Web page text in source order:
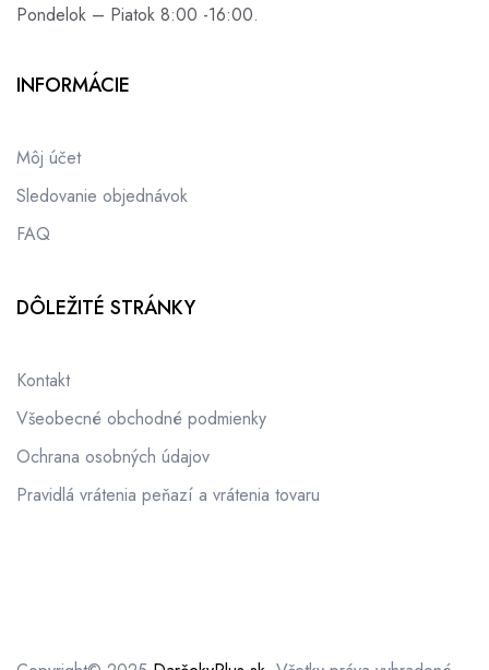
Pondelok – Piatok 8:00 -16:00.
INFORMÁCIE
Môj účet
Sledovanie objednávok
FAQ
DÔLEŽITÉ STRÁNKY
Kontakt
Všeobecné obchodné podmienky
Ochrana osobných údajov
Pravidlá vrátenia peňazí a vrátenia tovaru